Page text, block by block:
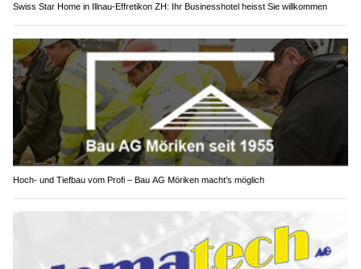
Swiss Star Home in Illnau-Effretikon ZH: Ihr Businesshotel heisst Sie willkommen
Hoch- und Tiefbau vom Profi – Bau AG Möriken macht’s möglich